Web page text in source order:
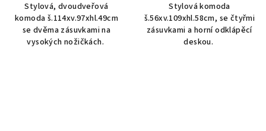
Stylová, dvoudveřová
komoda š.114xv.97xhl.49cm
se dvěma zásuvkami na
vysokých nožičkách.
Stylová komoda
š.56xv.109xhl.58cm, se čtyřmi
zásuvkami a horní odklápěcí
deskou.